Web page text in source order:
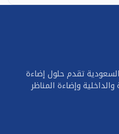
تقدم حلول إضاءة
وإضاءة المناظر